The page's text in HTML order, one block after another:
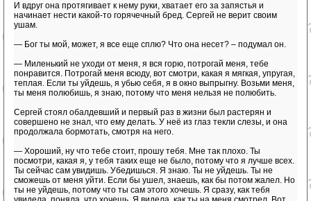
И вдруг она протягивает к нему руки, хватает его за запястья и
начинает нести какой-то горячечный бред. Сергей не верит своим
ушам.
— Бог ты мой, может, я все еще сплю? Что она несет? – подумал он.
— Миленький не уходи от меня, я вся горю, потрогай меня, тебе
понравится. Потрогай меня всюду, вот смотри, какая я мягкая, упругая,
теплая. Если ты уйдешь, я убью себя, я в окно выпрыгну. Возьми меня,
ты меня полюбишь, я знаю, потому что меня нельзя не полюбить.
Сергей стоял обалдевший и первый раз в жизни был растерян и
совершено не знал, что ему делать. У неё из глаз текли слезы, и она
продолжала бормотать, смотря на него.
— Хороший, ну что тебе стоит, прошу тебя. Мне так плохо. Ты
посмотри, какая я, у тебя таких еще не было, потому что я лучше всех.
Ты сейчас сам увидишь. Убедишься. Я знаю. Ты не уйдешь. Ты не
сможешь от меня уйти. Если бы ушел, знаешь, как бы потом жалел. Но
ты не уйдешь, потому что ты сам этого хочешь. Я сразу, как тебя